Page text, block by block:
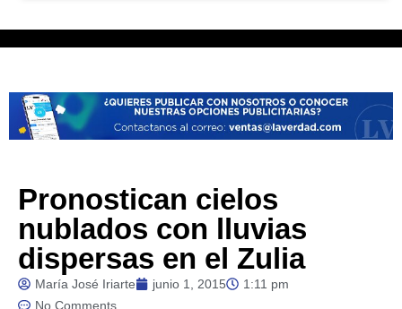
Pronostican cielos
nublados con lluvias
dispersas en el Zulia
María José Iriarte junio 1, 2015
1:11 pm
No Comments